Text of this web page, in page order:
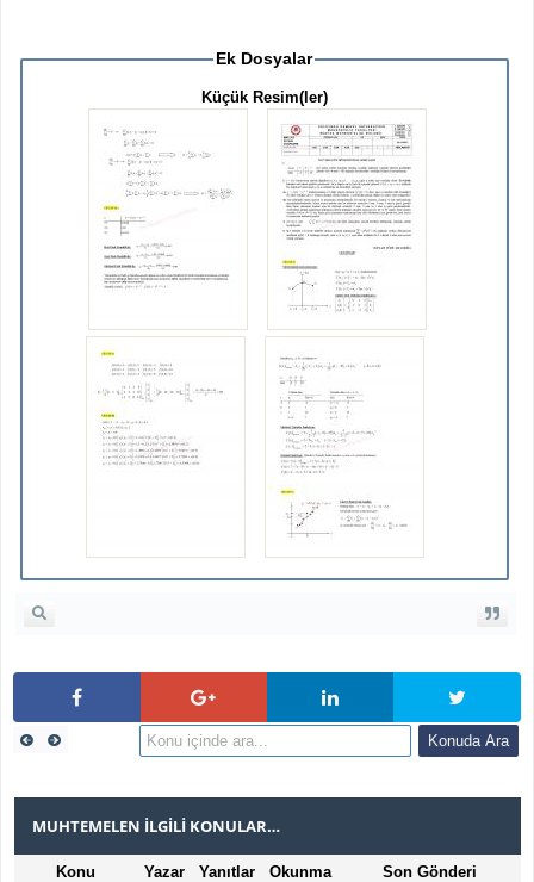
Ek Dosyalar
Küçük Resim(ler)
MUHTEMELEN İLGILI KONULAR…
Konu Yazar Yanıtlar Okunma Son Gönderi